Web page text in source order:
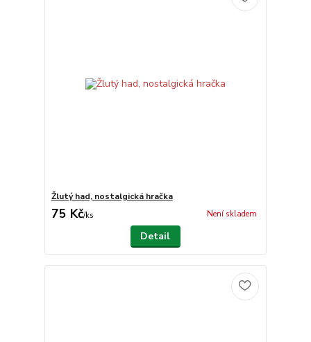
Žlutý had, nostalgická hračka
75 Kč/ks Není skladem
Detail